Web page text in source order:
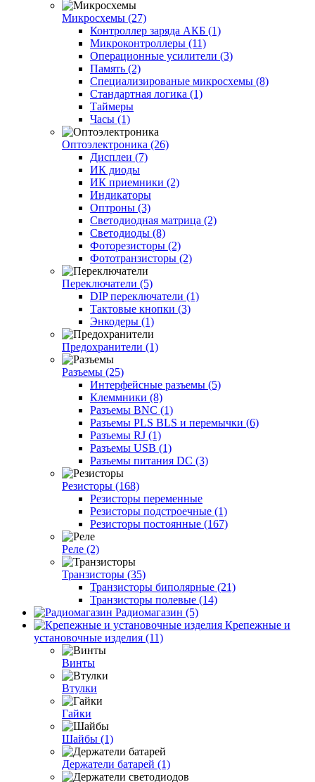
Микросхемы (27)
Контроллер заряда АКБ (1)
Микроконтроллеры (11)
Операционные усилители (3)
Память (2)
Специализированые микросхемы (8)
Стандартная логика (1)
Таймеры
Часы (1)
Оптоэлектроника (26)
Дисплеи (7)
ИК диоды
ИК приемники (2)
Индикаторы
Оптроны (3)
Светодиодная матрица (2)
Светодиоды (8)
Фоторезисторы (2)
Фототранзисторы (2)
Переключатели (5)
DIP переключатели (1)
Тактовые кнопки (3)
Энкодеры (1)
Предохранители (1)
Разъемы (25)
Интерфейсные разъемы (5)
Клеммники (8)
Разъемы BNC (1)
Разъемы PLS BLS и перемычки (6)
Разъемы RJ (1)
Разъемы USB (1)
Разъемы питания DC (3)
Резисторы (168)
Резисторы переменные
Резисторы подстроечные (1)
Резисторы постоянные (167)
Реле (2)
Транзисторы (35)
Транзисторы биполярные (21)
Транзисторы полевые (14)
Радиомагазин (5)
Крепежные и
установочные изделия (11)
Винты
Втулки
Гайки
Шайбы (1)
Держатели батарей (1)